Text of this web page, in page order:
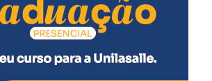
e Turismo, Caio Flavio dos
organização do evento, pensado para
públicos.